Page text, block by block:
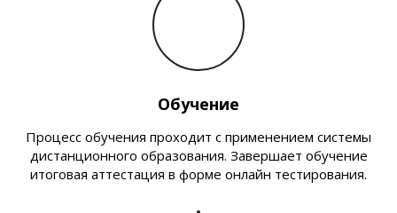
Обучение
Процесс обучения проходит с применением системы
дистанционного образования. Завершает обучение
итоговая аттестация в форме онлайн тестирования.